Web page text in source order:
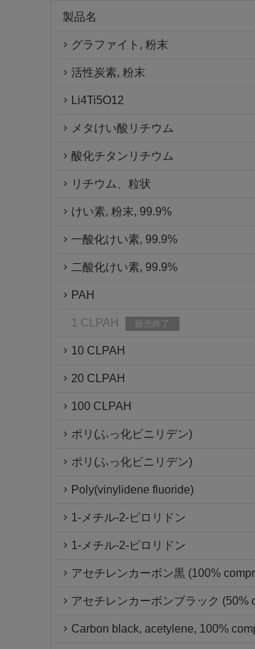
製品名
グラファイト, 粉末
活性炭素, 粉末
Li4Ti5O12
メタけい酸リチウム
酸化チタンリチウム
リチウム、粒状
けい素, 粉末, 99.9%
一酸化けい素, 99.9%
二酸化けい素, 99.9%
PAH
1 CLPAH 販売終了
10 CLPAH
20 CLPAH
100 CLPAH
ポリ(ふっ化ビニリデン)
ポリ(ふっ化ビニリデン)
Poly(vinylidene fluoride)
1-メチル-2-ピロリドン
1-メチル-2-ピロリドン
アセチレンカーボン黒 (100%
アセチレンカーボンブラック (50%
Carbon black, acetylene, 100%